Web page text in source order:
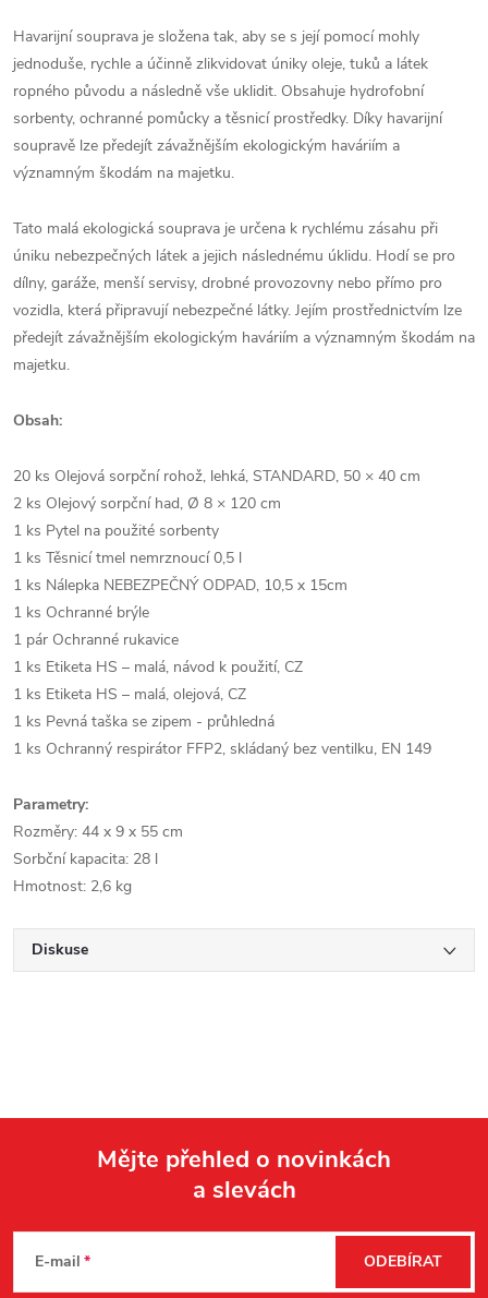
Havarijní souprava je složena tak, aby se s její pomocí mohly
jednoduše, rychle a účinně zlikvidovat úniky oleje, tuků a látek
ropného původu a následně vše uklidit. Obsahuje hydrofobní
sorbenty, ochranné pomůcky a těsnicí prostředky. Díky havarijní
soupravě lze předejít závažnějším ekologickým haváriím a
významným škodám na majetku.
Tato malá ekologická souprava je určena k rychlému zásahu při
úniku nebezpečných látek a jejich následnému úklidu. Hodí se pro
dílny, garáže, menší servisy, drobné provozovny nebo přímo pro
vozidla, která připravují nebezpečné látky. Jejím prostřednictvím lze
předejít závažnějším ekologickým haváriím a významným škodám na
majetku.
Obsah:
20 ks Olejová sorpční rohož, lehká, STANDARD, 50 × 40 cm
2 ks Olejový sorpční had, Ø 8 × 120 cm
1 ks Pytel na použité sorbenty
1 ks Těsnicí tmel nemrznoucí 0,5 l
1 ks Nálepka NEBEZPEČNÝ ODPAD, 10,5 x 15cm
1 ks Ochranné brýle
1 pár Ochranné rukavice
1 ks Etiketa HS – malá, návod k použití, CZ
1 ks Etiketa HS – malá, olejová, CZ
1 ks Pevná taška se zipem - průhledná
1 ks Ochranný respirátor FFP2, skládaný bez ventilku, EN 149
Parametry:
Rozměry: 44 x 9 x 55 cm
Sorbční kapacita: 28 l
Hmotnost: 2,6 kg
Diskuse
Mějte přehled o novinkách
a slevách
E-mail ODEBÍRAT